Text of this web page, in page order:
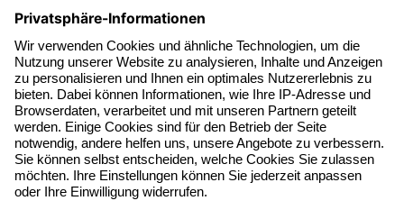
Über unser Angebot
Planungssicherheit
Freie Seminarplätze
Qualitätsstandards
Planung und Locations
Fördermöglichkeiten